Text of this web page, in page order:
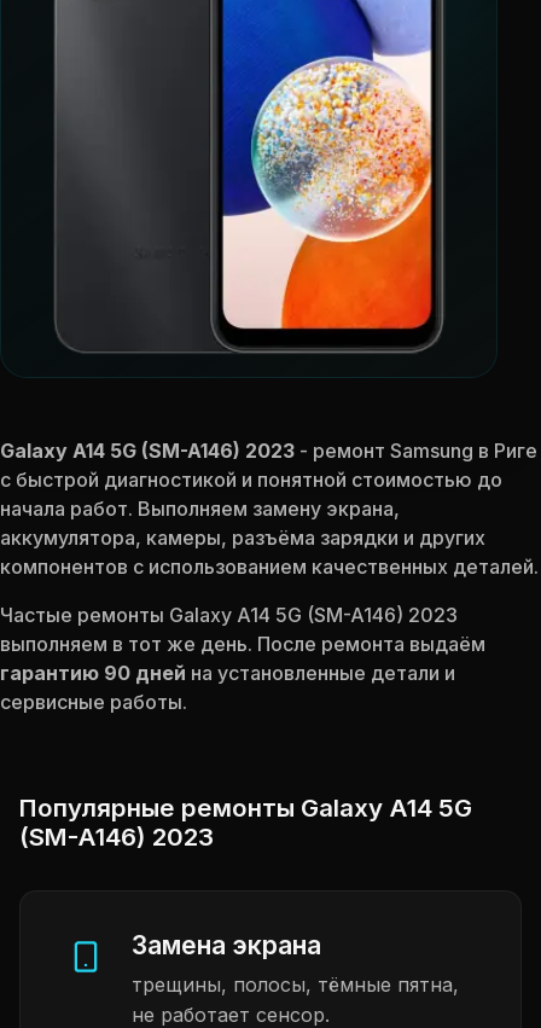
Galaxy A14 5G (SM-A146) 2023 - ремонт Samsung в Риге
с быстрой диагностикой и понятной стоимостью до
начала работ. Выполняем замену экрана,
аккумулятора, камеры, разъёма зарядки и других
компонентов с использованием качественных деталей.
Частые ремонты Galaxy A14 5G (SM-A146) 2023
выполняем в тот же день. После ремонта выдаём
гарантию 90 дней на установленные детали и
сервисные работы.
Популярные ремонты Galaxy A14 5G
(SM-A146) 2023
Замена экрана
трещины, полосы, тёмные пятна,
не работает сенсор.